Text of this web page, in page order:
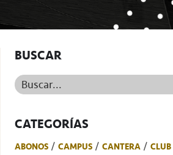
BUSCAR
Buscar...
CATEGORÍAS
ABONOS CAMPUS CANTERA
CLUB